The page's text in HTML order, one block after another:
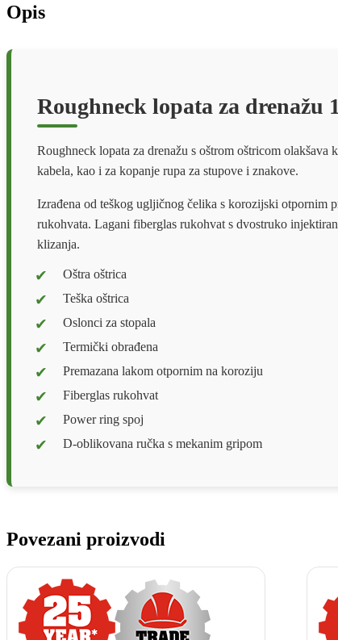
Opis
Roughneck lopata za drenažu
Roughneck lopata za drenažu s oštrom oštricom
kabela, kao i za kopanje rupa za stupove i znakove.
Izrađena od teškog ugljičnog čelika s korozijski otpornim
rukohvata. Lagani fiberglas rukohvat s dvostruko
klizanja.
Oštra oštrica
Teška oštrica
Oslonci za stopala
Termički obrađena
Premazana lakom otpornim na koroziju
Fiberglas rukohvat
Power ring spoj
D-oblikovana ručka s mekanim gripom
Povezani proizvodi